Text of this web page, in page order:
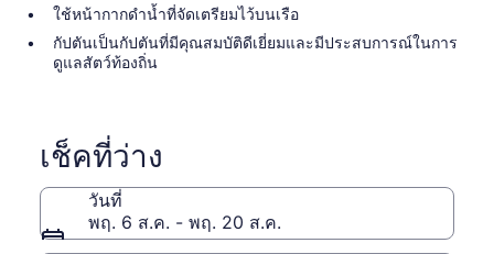
ใช้หน้ากากดำน้ำที่จัดเตรียมไว้บนเรือ
กัปตันเป็นกัปตันที่มีคุณสมบัติดีเยี่ยมและมีประสบการณ์ในการ
ดูแลสัตว์ท้องถิ่น
เช็คที่ว่าง
วันที่
พฤ. 6 ส.ค. - พฤ. 20 ส.ค.